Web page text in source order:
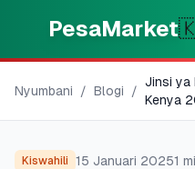
PesaMarket
⚡Pesa Sasa
Pata pesa kwa
🌍 CHAGUA NCHI
Nyumbani / Blogi /
Jinsi ya
Kenya
Kiswahili 15 Januari 20251